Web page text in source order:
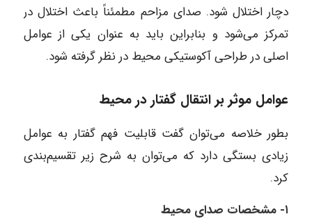
دچار اختلال شود. صدای مزاحم مطمئناً باعث اختلال در
تمرکز می‌شود و بنابراین باید به عنوان یکی از عوامل
اصلی در طراحی آکوستیکی محیط در نظر گرفته شود.
عوامل موثر بر انتقال گفتار در محیط
بطور خلاصه می‌توان گفت قابلیت فهم گفتار به عوامل
زیادی بستگی دارد که می‌توان به شرح زیر تقسیم‌بندی
کرد.
۱- مشخصات صدای محیط